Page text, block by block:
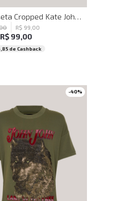
R$ 99 00
R$ 99,00
de Cashback
-40%